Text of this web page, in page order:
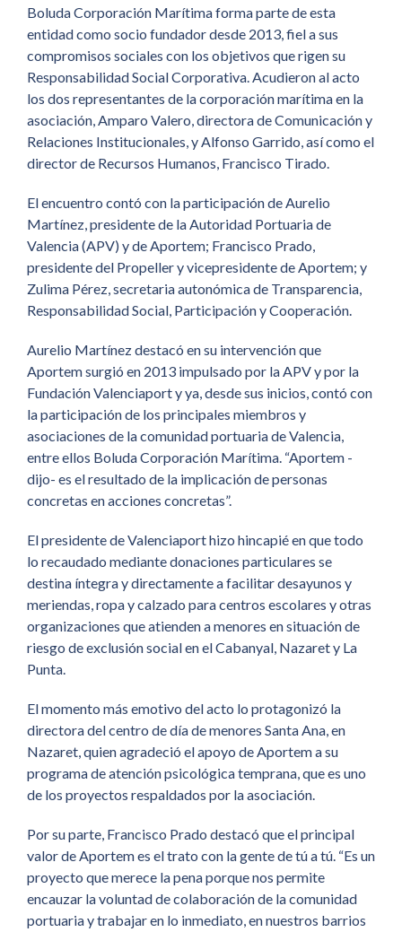
Boluda Corporación Marítima forma parte de esta
entidad como socio fundador desde 2013, fiel a sus
compromisos sociales con los objetivos que rigen su
Responsabilidad Social Corporativa. Acudieron al acto
los dos representantes de la corporación marítima en la
asociación, Amparo Valero, directora de Comunicación y
Relaciones Institucionales, y Alfonso Garrido, así como el
director de Recursos Humanos, Francisco Tirado.
El encuentro contó con la participación de Aurelio
Martínez, presidente de la Autoridad Portuaria de
Valencia (APV) y de Aportem; Francisco Prado,
presidente del Propeller y vicepresidente de Aportem; y
Zulima Pérez, secretaria autonómica de Transparencia,
Responsabilidad Social, Participación y Cooperación.
Aurelio Martínez destacó en su intervención que
Aportem surgió en 2013 impulsado por la APV y por la
Fundación Valenciaport y ya, desde sus inicios, contó con
la participación de los principales miembros y
asociaciones de la comunidad portuaria de Valencia,
entre ellos Boluda Corporación Marítima. “Aportem -
dijo- es el resultado de la implicación de personas
concretas en acciones concretas”.
El presidente de Valenciaport hizo hincapié en que todo
lo recaudado mediante donaciones particulares se
destina íntegra y directamente a facilitar desayunos y
meriendas, ropa y calzado para centros escolares y otras
organizaciones que atienden a menores en situación de
riesgo de exclusión social en el Cabanyal, Nazaret y La
Punta.
El momento más emotivo del acto lo protagonizó la
directora del centro de día de menores Santa Ana, en
Nazaret, quien agradeció el apoyo de Aportem a su
programa de atención psicológica temprana, que es uno
de los proyectos respaldados por la asociación.
Por su parte, Francisco Prado destacó que el principal
valor de Aportem es el trato con la gente de tú a tú. “Es un
proyecto que merece la pena porque nos permite
encauzar la voluntad de colaboración de la comunidad
portuaria y trabajar en lo inmediato, en nuestros barrios